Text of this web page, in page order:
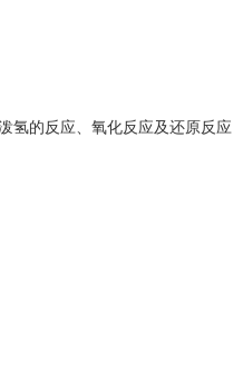
的反应、氧化反应及还原反应